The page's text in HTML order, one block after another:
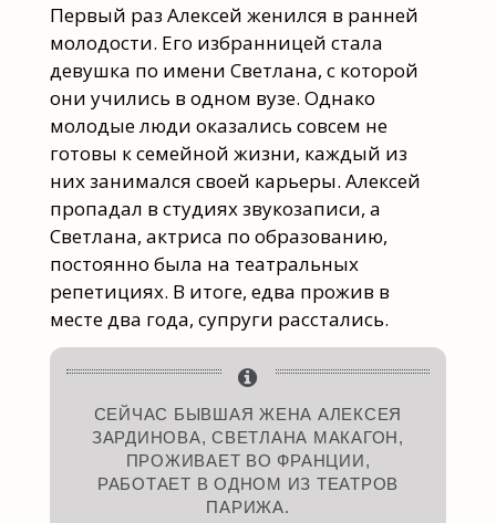
Первый раз Алексей женился в ранней
молодости. Его избранницей стала
девушка по имени Светлана, с которой
они учились в одном вузе. Однако
молодые люди оказались совсем не
готовы к семейной жизни, каждый из
них занимался своей карьеры. Алексей
пропадал в студиях звукозаписи, а
Светлана, актриса по образованию,
постоянно была на театральных
репетициях. В итоге, едва прожив в
месте два года, супруги расстались.
СЕЙЧАС БЫВШАЯ ЖЕНА АЛЕКСЕЯ
ЗАРДИНОВА, СВЕТЛАНА МАКАГОН,
ПРОЖИВАЕТ ВО ФРАНЦИИ,
РАБОТАЕТ В ОДНОМ ИЗ ТЕАТРОВ
ПАРИЖА.